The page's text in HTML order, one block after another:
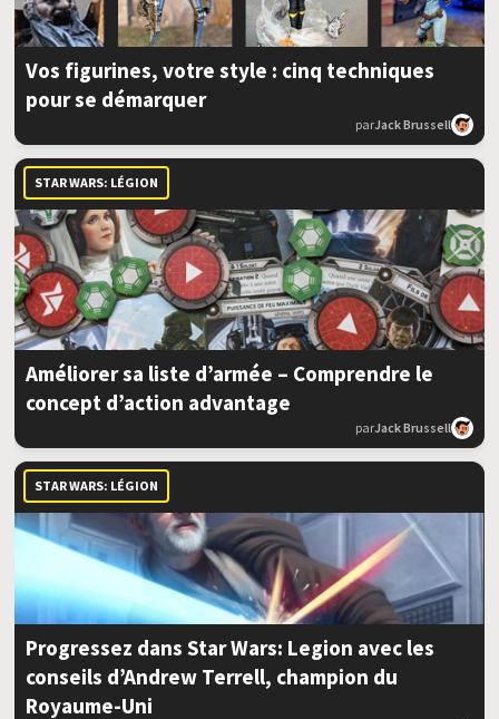
Vos figurines, votre style : cinq techniques
pour se démarquer
parJack Brussell
STAR WARS: LÉGION
Améliorer sa liste d’armée – Comprendre le
concept d’action advantage
parJack Brussell
STAR WARS: LÉGION
Progressez dans Star Wars: Legion avec les
conseils d’Andrew Terrell, champion du
Royaume-Uni